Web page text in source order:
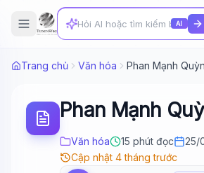
AI
Trang chủ Văn hóa Phan Mạnh
Phan Mạnh
Văn hóa 15 phút đọc
25/
Cập nhật 4 tháng trước